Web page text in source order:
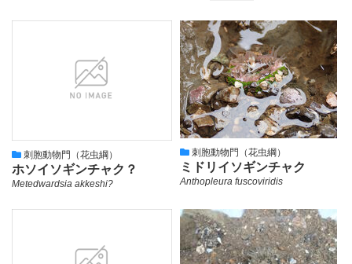
刺胞動物門（花虫綱）
ホソイソギンチャク？
Metedwardsia akkeshi?
刺胞動物門（花虫綱）
ミドリイソギンチャク
Anthopleura fuscoviridis